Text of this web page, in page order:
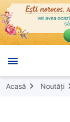
Acasă Noutăți